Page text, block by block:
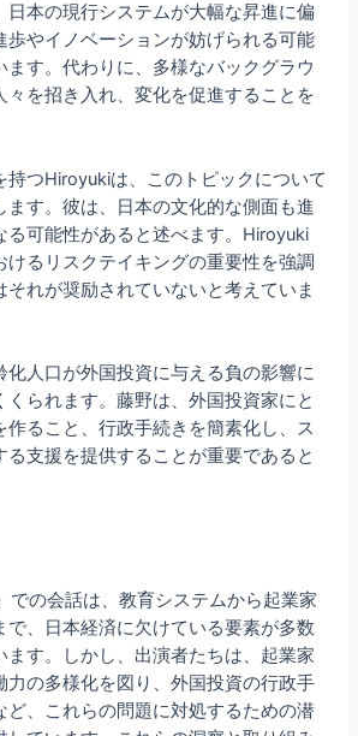
日本の現行システムが大幅な昇進に偏
歩やイノベーションが妨げられる可能
ます。代わりに、多様なバックグラウ
々を招き入れ、変化を促進することを
持つHiroyukiは、このトピックについて
ます。彼は、日本の文化的な側面も進
る可能性があると述べます。Hiroyuki
けるリスクテイキングの重要性を強調
それが奨励されていないと考えていま
化人口が外国投資に与える負の影響に
くられます。藤野は、外国投資家にと
作ること、行政手続きを簡素化し、ス
る支援を提供することが重要であると
での会話は、教育システムから起業家
で、日本経済に欠けている要素が多数
ます。しかし、出演者たちは、起業家
力の多様化を図り、外国投資の行政手
ど、これらの問題に対処するための潜